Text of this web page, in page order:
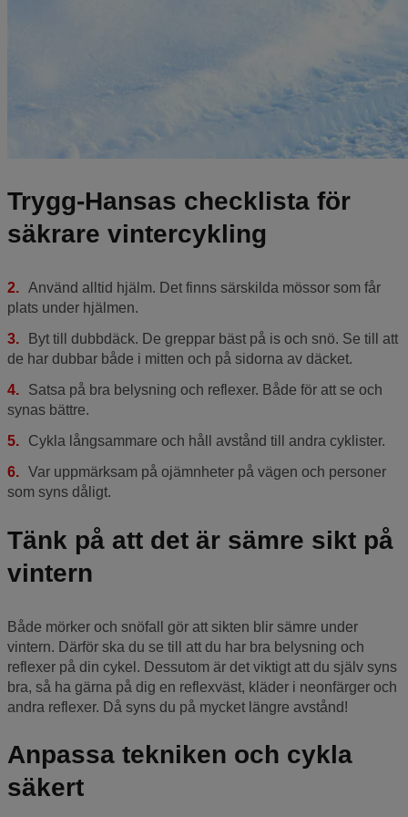
Trygg-Hansas checklista för
säkrare vintercykling
Använd alltid hjälm. Det finns särskilda mössor som får
plats under hjälmen.
Byt till dubbdäck. De greppar bäst på is och snö. Se till att
de har dubbar både i mitten och på sidorna av däcket.
Satsa på bra belysning och reflexer. Både för att se och
synas bättre.
Cykla långsammare och håll avstånd till andra cyklister.
Var uppmärksam på ojämnheter på vägen och personer
som syns dåligt.
Tänk på att det är sämre sikt på
vintern
Både mörker och snöfall gör att sikten blir sämre under
vintern. Därför ska du se till att du har bra belysning och
reflexer på din cykel. Dessutom är det viktigt att du själv syns
bra, så ha gärna på dig en reflexväst, kläder i neonfärger och
andra reflexer. Då syns du på mycket längre avstånd!
Anpassa tekniken och cykla
säkert